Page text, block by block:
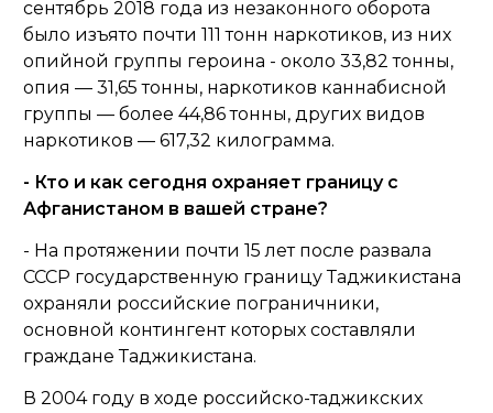
сентябрь 2018 года из незаконного оборота
было изъято почти 111 тонн наркотиков, из них
опийной группы героина - около 33,82 тонны,
опия — 31,65 тонны, наркотиков каннабисной
группы — более 44,86 тонны, других видов
наркотиков — 617,32 килограмма.
- Кто и как сегодня охраняет границу с
Афганистаном в вашей стране?
- На протяжении почти 15 лет после развала
СССР государственную границу Таджикистана
охраняли российские пограничники,
основной контингент которых составляли
граждане Таджикистана.
В 2004 году в ходе российско-таджикских